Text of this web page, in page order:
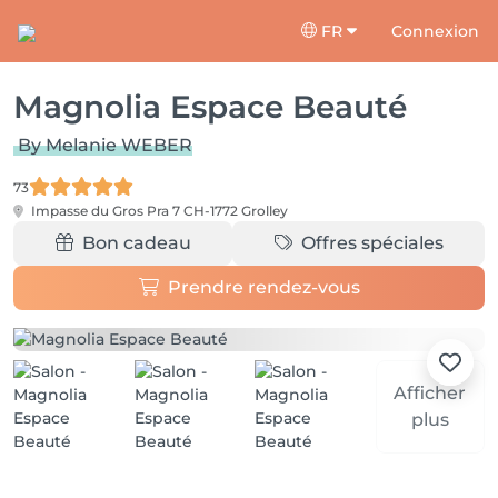
FR Connexion
Magnolia Espace Beauté
By Melanie WEBER
73
Impasse du Gros Pra 7 CH-1772 Grolley
Bon cadeau Offres spéciales
Prendre rendez-vous
Afficher
plus